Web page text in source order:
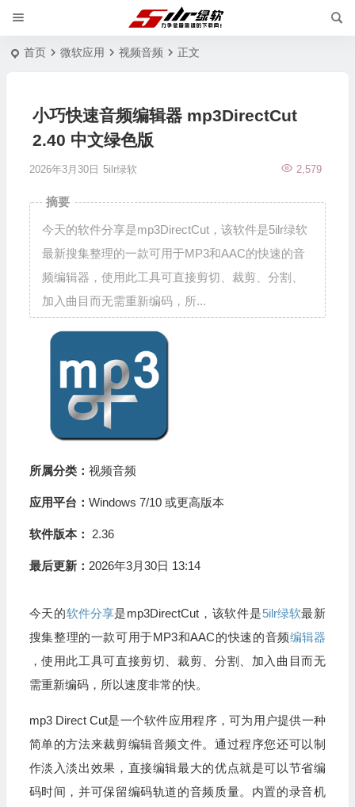
首页 微软应用 视频音频 正文
小巧快速音频编辑器 mp3DirectCut
2.40 中文绿色版
2026年3月30日 5ilr绿软 2,579
摘要
今天的软件分享是mp3DirectCut，该软件是5ilr绿软
最新搜集整理的一款可用于MP3和AAC的快速的音
频编辑器，使用此工具可直接剪切、裁剪、分割、
加入曲目而无需重新编码，所...
所属分类： 视频音频
应用平台： Windows 7/10 或更高版本
软件版本： 2.36
最后更新： 2026年3月30日 13:14
今天的软件分享是mp3DirectCut，该软件是5ilr绿软最新
搜集整理的一款可用于MP3和AAC的快速的音频编辑器
，使用此工具可直接剪切、裁剪、分割、加入曲目而无
需重新编码，所以速度非常的快。
mp3 Direct Cut是一个软件应用程序，可为用户提供一种
简单的方法来裁剪编辑音频文件。通过程序您还可以制
作淡入淡出效果，直接编辑最大的优点就是可以节省编
码时间，并可保留编码轨道的音频质量。内置的录音机